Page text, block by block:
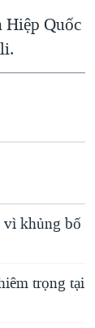
Quốc
vì khủng bố
trọng tại